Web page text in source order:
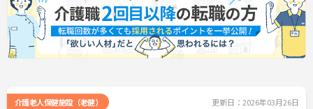
介護老人保健施設（老健） 更新日：2026年03月26日